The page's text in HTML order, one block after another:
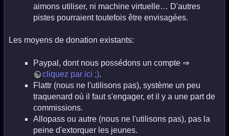
aimons utiliser, ni machine virtuelle… D'autres
pistes pourraient toutefois être envisagées.
Les moyens de donation existants:
Paypal, dont nous possédons un compte ⇒
cliquez par ici ;).
Flattr (nous ne l'utilisons pas), système un peu
traquenard où il faut s'engager, et il y a une part de
commissions.
Allopass ou autre (nous ne l'utilisons pas), pas la
peine d'extorquer les jeunes.